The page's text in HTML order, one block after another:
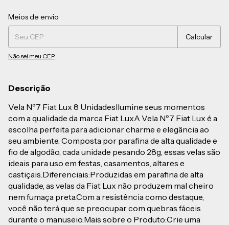
Entregas para o CEP:
Meios de envio
Calcular
Não sei meu CEP
Descrição
Vela Nº7 Fiat Lux 8 UnidadesIlumine seus momentos
com a qualidade da marca Fiat LuxA Vela Nº7 Fiat Lux é a
escolha perfeita para adicionar charme e elegância ao
seu ambiente. Composta por parafina de alta qualidade e
fio de algodão, cada unidade pesando 28g, essas velas são
ideais para uso em festas, casamentos, altares e
castiçais.Diferenciais:Produzidas em parafina de alta
qualidade, as velas da Fiat Lux não produzem mal cheiro
nem fumaça preta.Com a resistência como destaque,
você não terá que se preocupar com quebras fáceis
durante o manuseio.Mais sobre o Produto:Crie uma